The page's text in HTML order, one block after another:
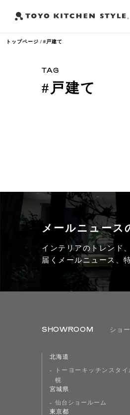
よく検索されるワード
トップページ #戸建て
TAG
#戸建て
メールニュース
インテリアのトレンド
届くメールニュース、
SHOWROOM ショ
北海道
トーヨーキッチンスタ
幌
宮城県
仙台ショールーム
東京都